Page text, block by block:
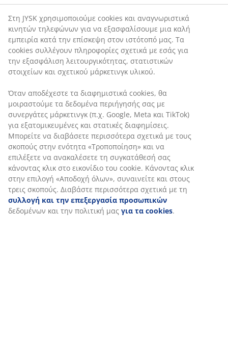
Χαρακτηριστικά προϊόντος
Αξιολογήσεις
(0)
Αποστολή